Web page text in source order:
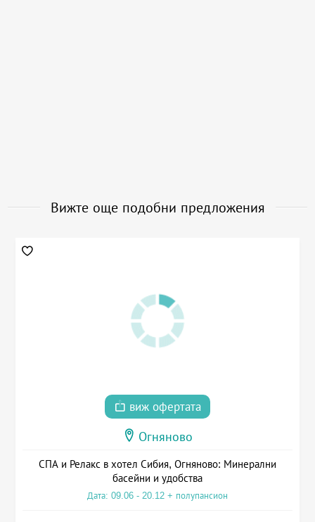
Вижте още подобни предложения
виж офертата
Огняново
СПА и Релакс в хотел Сибия, Огняново: Минерални
басейни и удобства
Дата: 09.06 - 20.12 + полупансион